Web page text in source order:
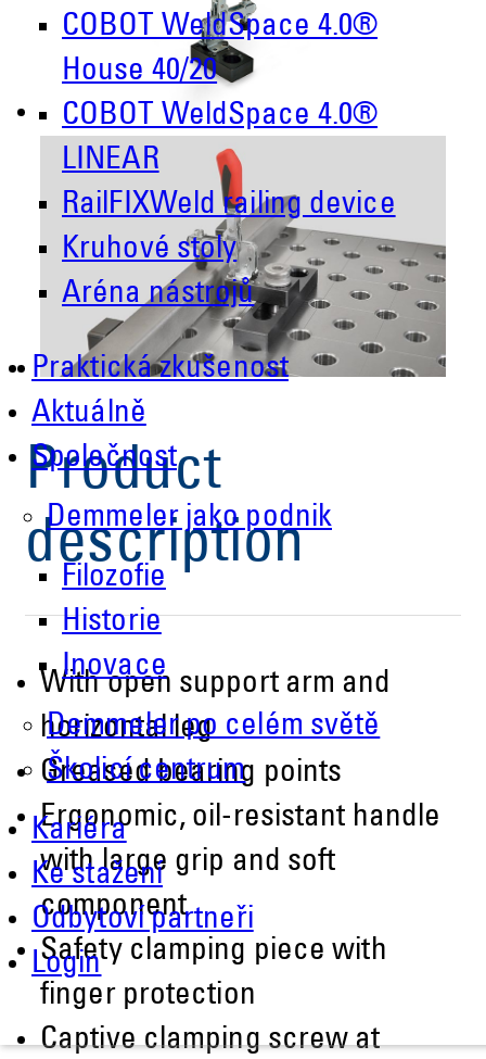
COBOT WeldSpace 4.0®
House 40/20
COBOT WeldSpace 4.0®
LINEAR
RailFIXWeld railing device
Kruhové stoly
Aréna nástrojů
Praktická zkušenost
Aktuálně
Společnost
Demmeler jako podnik
Filozofie
Historie
Inovace
Demmeler po celém světě
Školicí centrum
Kariéra
Ke stažení
Odbytoví partneři
Login
Product
description
With open support arm and
horizontal leg
Greased bearing points
Ergonomic, oil-resistant handle
with large grip and soft
component
Safety clamping piece with
finger protection
Captive clamping screw at